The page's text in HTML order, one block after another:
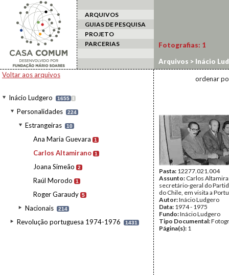
ARQUIVOS
GUIAS DE PESQUISA
PROJETO
PARCERIAS
Voltar aos arquivos
Inácio Ludgero 1655 I
Personalidades 224
Estrangeiras 10
Ana Maria Guevara 1
Carlos Altamirano 1
Joana Simeão 2
Raúl Morodo 1
Roger Garaudy 5
Nacionais 214
Revolução portuguesa 1974-1976 1431
Fotografias: 1
Arquivos > Inácio
ordenar
Pasta: 12277.021.004
Assunto: Carlos
secretário-geral do
do Chile, em visita a
Autor:Inácio Ludgero
Data: 1974 - 1975
Fundo:Inácio Ludgero
Tipo Documental:
Página(s): 1